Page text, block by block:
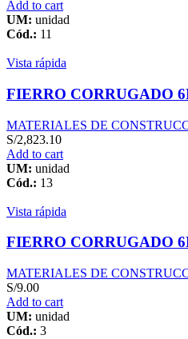
Add to cart
UM: unidad
Cód.: 11
Vista rápida
FIERRO CORRUGADO
MATERIALES DE
S/2,823.10
Add to cart
UM: unidad
Cód.: 13
Vista rápida
FIERRO CORRUGADO
MATERIALES DE
S/9.00
Add to cart
UM: unidad
Cód.: 3